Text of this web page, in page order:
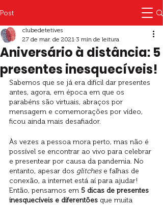
Post
Aniversário à distância: 5
presentes inesquecíveis!
clubedetetives
27 de mar. de 2021 3 min de leitura
Sabemos que se já era difícil dar presentes
antes, agora, em época em que os
parabéns são virtuais, abraços por
mensagem e comemorações por vídeo,
ficou ainda mais desafiador.
Às vezes a pessoa mora perto, mas não é
possível se encontrar ao vivo para celebrar
e presentear por causa da pandemia. No
entanto, apesar dos glitches e falhas de
conexão, a internet está aí para ajudar!
Então, pensamos em 5 dicas de presentes
inesquecíveis e diferentões que muita